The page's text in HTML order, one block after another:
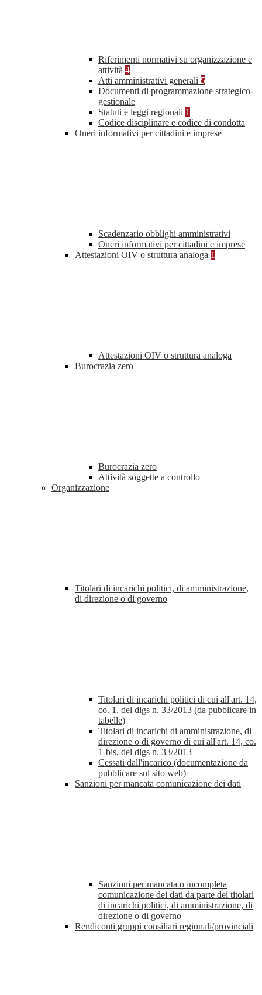
Riferimenti normativi su organizzazione e
attività 4
Atti amministrativi generali 5
Documenti di programmazione strategico-
gestionale
Statuti e leggi regionali 1
Codice disciplinare e codice di condotta
Oneri informativi per cittadini e imprese
Scadenzario obblighi amministrativi
Oneri informativi per cittadini e imprese
Attestazioni OIV o struttura analoga 1
Attestazioni OIV o struttura analoga
Burocrazia zero
Burocrazia zero
Attività soggette a controllo
Organizzazione
Titolari di incarichi politici, di amministrazione,
di direzione o di governo
Titolari di incarichi politici di cui all'art. 14,
co. 1, del dlgs n. 33/2013 (da pubblicare in
tabelle)
Titolari di incarichi di amministrazione, di
direzione o di governo di cui all'art. 14, co.
1-bis, del dlgs n. 33/2013
Cessati dall'incarico (documentazione da
pubblicare sul sito web)
Sanzioni per mancata comunicazione dei dati
Sanzioni per mancata o incompleta
comunicazione dei dati da parte dei titolari
di incarichi politici, di amministrazione, di
direzione o di governo
Rendiconti gruppi consiliari regionali/provinciali